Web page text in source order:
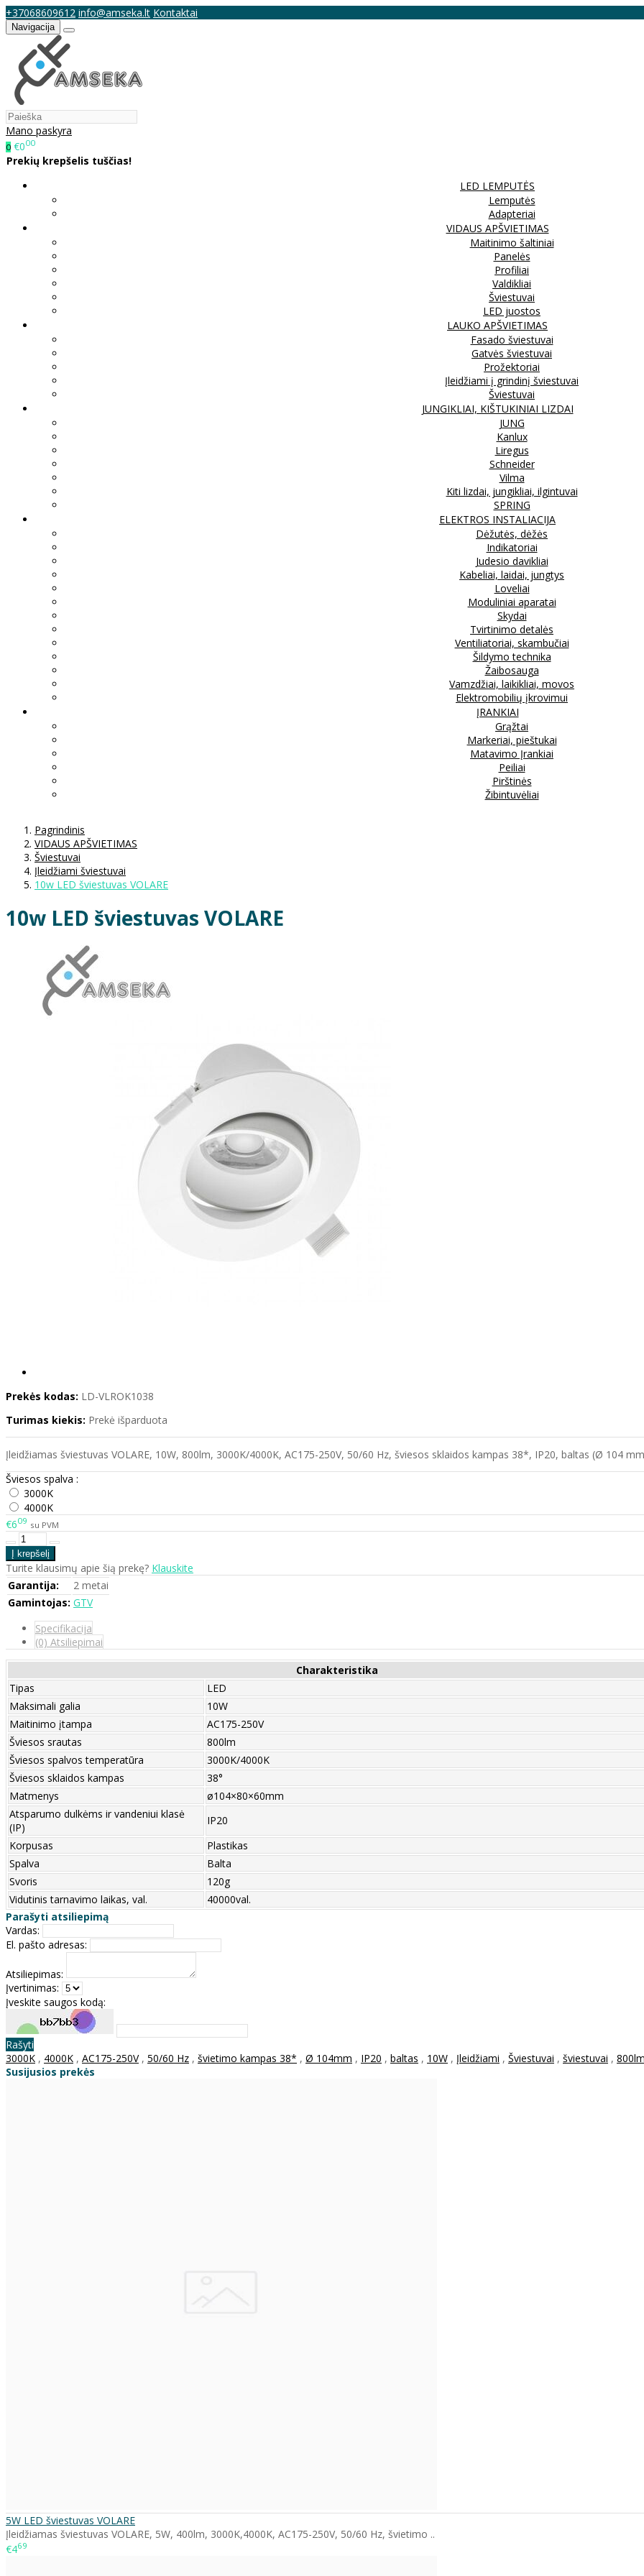
+37068609612 info@amseka.lt Kontaktai
Navigacija
Mano paskyra
0 €000
Prekių krepšelis tuščias!
LED LEMPUTĖS
Lemputės
Adapteriai
VIDAUS APŠVIETIMAS
Maitinimo šaltiniai
Panelės
Profiliai
Valdikliai
Šviestuvai
LED juostos
LAUKO APŠVIETIMAS
Fasado šviestuvai
Gatvės šviestuvai
Prožektoriai
Įleidžiami į grindinį šviestuvai
Šviestuvai
JUNGIKLIAI, KIŠTUKINIAI LIZDAI
JUNG
Kanlux
Liregus
Schneider
Vilma
Kiti lizdai, jungikliai, ilgintuvai
SPRING
ELEKTROS INSTALIACIJA
Dėžutės, dėžės
Indikatoriai
Judesio davikliai
Kabeliai, laidai, jungtys
Loveliai
Moduliniai aparatai
Skydai
Tvirtinimo detalės
Ventiliatoriai, skambučiai
Šildymo technika
Žaibosauga
Vamzdžiai, laikikliai, movos
Elektromobilių įkrovimui
ĮRANKIAI
Grąžtai
Markeriai, pieštukai
Matavimo Įrankiai
Peiliai
Pirštinės
Žibintuvėliai
Pagrindinis
VIDAUS APŠVIETIMAS
Šviestuvai
Įleidžiami šviestuvai
10w LED šviestuvas VOLARE
10w LED šviestuvas VOLARE
Prekės kodas: LD-VLROK1038
Turimas kiekis: Prekė išparduota
Įleidžiamas šviestuvas VOLARE, 10W, 800lm, 3000K/4000K, AC175-250V, 50/60 Hz, šviesos sklaidos kampas 38*, IP20, baltas (Ø 104
Šviesos spalva :
3000K
4000K
€609 su PVM
Turite klausimų apie šią prekę? Klauskite
Garantija:
2 metai
Gamintojas: GTV
Specifikacija
(0) Atsiliepimai
Charakteristika
Tipas
LED
Maksimali galia
10W
Maitinimo įtampa
AC175-250V
Šviesos srautas
800lm
Šviesos spalvos temperatūra
3000K/4000K
Šviesos sklaidos kampas
38°
Matmenys
ø104×80×60mm
Atsparumo dulkėms ir vandeniui klasė
(IP)
IP20
Korpusas
Plastikas
Spalva
Balta
Svoris
120g
Vidutinis tarnavimo laikas, val.
40000val.
Parašyti atsiliepimą
Vardas:
El. pašto adresas:
Atsiliepimas:
Įvertinimas:
Įveskite saugos kodą:
Rašyti
3000K , 4000K , AC175-250V, 50/60 Hz , švietimo kampas 38* , Ø 104mm , IP20 , baltas , 10W , Įleidžiami , Šviestuvai , šviestuvai ,
Susijusios prekės
5W LED šviestuvas VOLARE
Įleidžiamas šviestuvas VOLARE, 5W, 400lm, 3000K,4000K, AC175-250V, 50/60 Hz, švietimo ..
€469